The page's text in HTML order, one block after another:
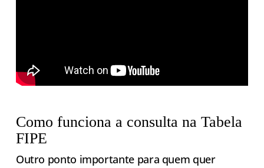
Como funciona a consulta na Tabela
FIPE
Outro ponto importante para quem quer